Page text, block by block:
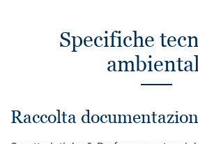
Specifiche
Raccolta